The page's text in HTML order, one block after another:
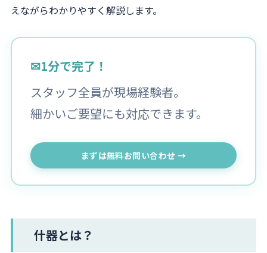
えながらわかりやすく解説します。
✉1分で完了！
スタッフ全員が現場経験者。
細かいご要望にも対応できます。
まずは無料お問い合わせ →
什器とは？